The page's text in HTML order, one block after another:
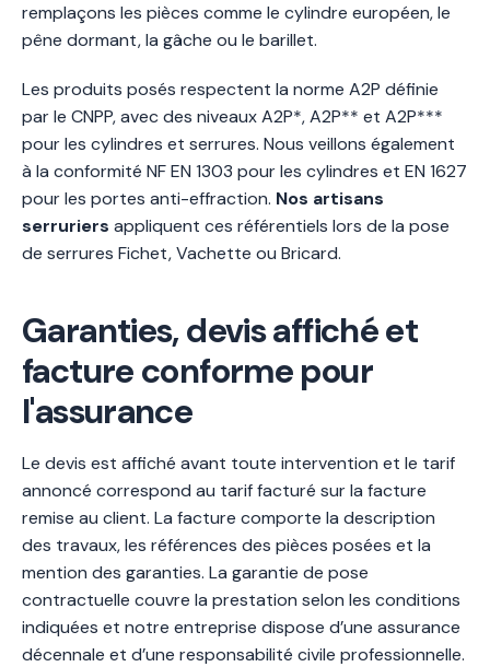
remplaçons les pièces comme le cylindre européen, le
pêne dormant, la gâche ou le barillet.
Les produits posés respectent la norme A2P définie
par le CNPP, avec des niveaux A2P*, A2P** et A2P***
pour les cylindres et serrures. Nous veillons également
à la conformité NF EN 1303 pour les cylindres et EN 1627
pour les portes anti-effraction. Nos artisans
serruriers appliquent ces référentiels lors de la pose
de serrures Fichet, Vachette ou Bricard.
Garanties, devis affiché et
facture conforme pour
l'assurance
Le devis est affiché avant toute intervention et le tarif
annoncé correspond au tarif facturé sur la facture
remise au client. La facture comporte la description
des travaux, les références des pièces posées et la
mention des garanties. La garantie de pose
contractuelle couvre la prestation selon les conditions
indiquées et notre entreprise dispose d’une assurance
décennale et d’une responsabilité civile professionnelle.